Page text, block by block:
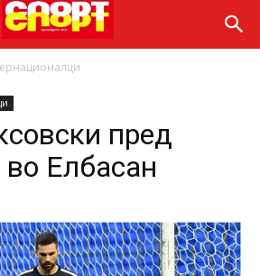
пред
Елбасан